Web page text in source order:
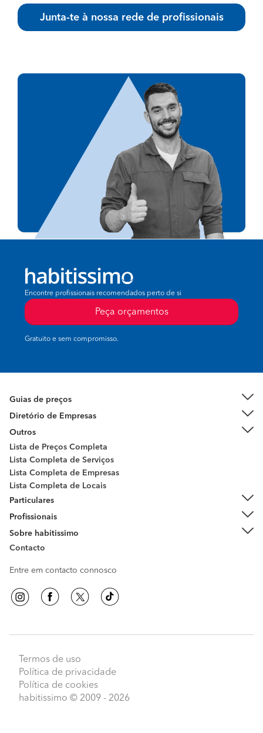
Junta-te à nossa rede de profissionais
Encontre profissionais recomendados perto de si
Peça orçamentos
Gratuito e sem compromisso.
Guias de preços
Diretório de Empresas
Outros
Lista de Preços Completa
Lista Completa de Serviços
Lista Completa de Empresas
Lista Completa de Locais
Particulares
Profissionais
Sobre habitissimo
Contacto
Entre em contacto connosco
Termos de uso
Política de privacidade
Política de cookies
habitissimo © 2009 - 2026